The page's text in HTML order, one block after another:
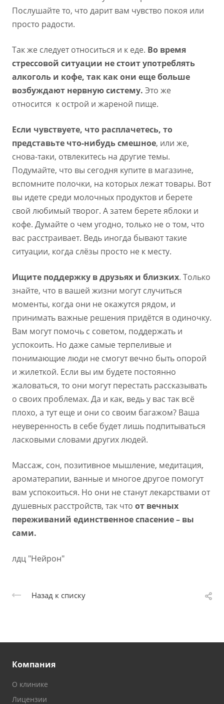
Послушайте то, что дарит вам чувство покоя или
просто радости.
Так же следует относиться и к еде. Во время
стрессовой ситуации не стоит употреблять
алкоголь и кофе, так как они еще больше
возбуждают нервную систему. Это же
относится к острой и жареной пище.
Если чувствуете, что расплачетесь, то
представьте что-нибудь смешное, или же,
снова-таки, отвлекитесь на другие темы.
Подумайте, что вы сегодня купите в магазине,
вспомните полочки, на которых лежат товары. Вот
вы идете среди молочных продуктов и берете
свой любимый творог. А затем берете яблоки и
кофе. Думайте о чем угодно, только не о том, что
вас расстраивает. Ведь иногда бывают такие
ситуации, когда слёзы просто не к месту.
Ищите поддержку в друзьях и близких. Только
знайте, что в вашей жизни могут случиться
моменты, когда они не окажутся рядом, и
принимать важные решения придётся в одиночку.
Вам могут помочь с советом, поддержать и
успокоить. Но даже самые терпеливые и
понимающие люди не смогут вечно быть опорой
и жилеткой. Если вы им будете постоянно
жаловаться, то они могут перестать рассказывать
о своих проблемах. Да и как, ведь у вас так всё
плохо, а тут еще и они со своим багажом? Ваша
неуверенность в себе будет лишь подпитываться
ласковыми словами других людей.
Массаж, сон, позитивное мышление, медитация,
ароматерапии, ванные и многое другое помогут
вам успокоиться. Но они не станут лекарствами от
душевных расстройств, так что от вечных
переживаний единственное спасение – вы
сами.
лдц "Нейрон"
Назад к списку
Компания
О клинике
Лицензии